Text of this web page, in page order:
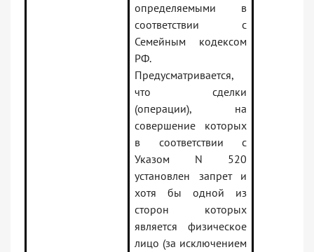
определяемыми в
соответствии с
Семейным кодексом
РФ.
Предусматривается,
что сделки
(операции), на
совершение которых
в соответствии с
Указом N 520
установлен запрет и
хотя бы одной из
сторон которых
является физическое
лицо (за исключением